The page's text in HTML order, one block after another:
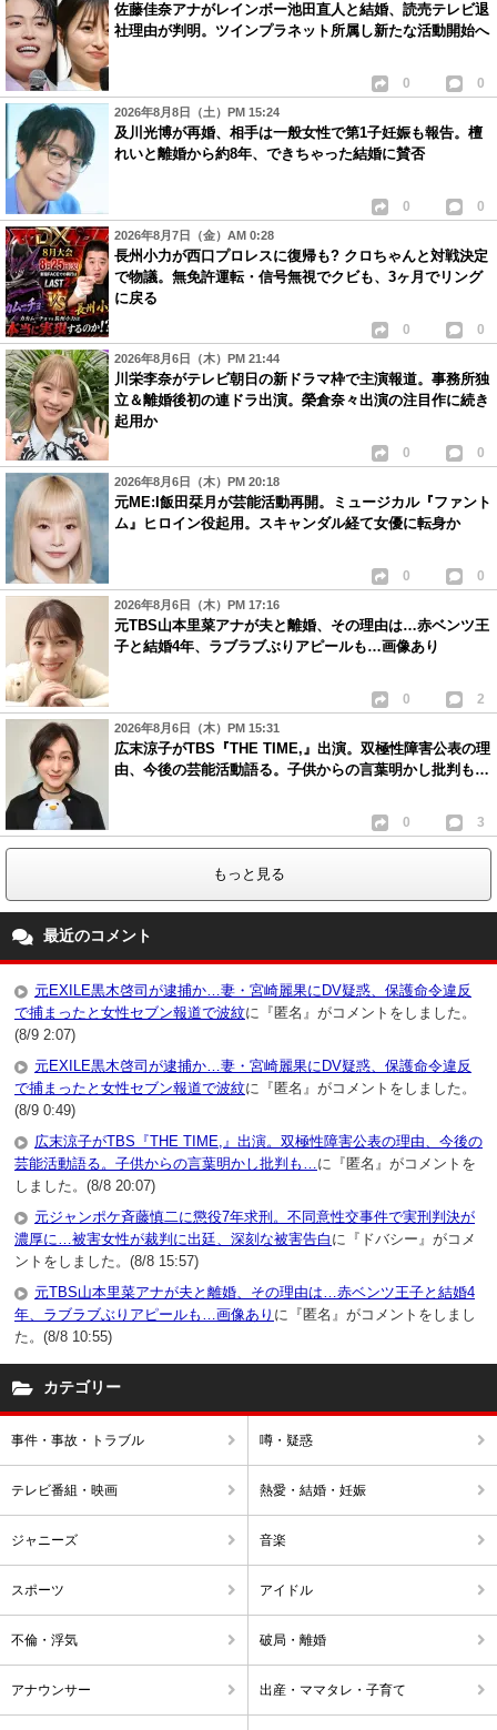
佐藤佳奈アナがレインボー池田直人と結婚、読売テレビ退
社理由が判明。ツインプラネット所属し新たな活動開始へ
0 0
2026年8月8日（土）PM 15:24
及川光博が再婚、相手は一般女性で第1子妊娠も報告。檀
れいと離婚から約8年、できちゃった結婚に賛否
0 0
2026年8月7日（金）AM 0:28
長州小力が西口プロレスに復帰も? クロちゃんと対戦決定
で物議。無免許運転・信号無視でクビも、3ヶ月でリング
に戻る
0 0
2026年8月6日（木）PM 21:44
川栄李奈がテレビ朝日の新ドラマ枠で主演報道。事務所独
立＆離婚後初の連ドラ出演。榮倉奈々出演の注目作に続き
起用か
0 0
2026年8月6日（木）PM 20:18
元ME:I飯田栞月が芸能活動再開。ミュージカル『ファント
ム』ヒロイン役起用。スキャンダル経て女優に転身か
0 0
2026年8月6日（木）PM 17:16
元TBS山本里菜アナが夫と離婚、その理由は…赤ベンツ王
子と結婚4年、ラブラブぶりアピールも…画像あり
0 2
2026年8月6日（木）PM 15:31
広末涼子がTBS『THE TIME,』出演。双極性障害公表の理
由、今後の芸能活動語る。子供からの言葉明かし批判も…
0 3
もっと見る
最近のコメント
元EXILE黒木啓司が逮捕か…妻・宮崎麗果にDV疑惑、保護命令違反
で捕まったと女性セブン報道で波紋に『匿名』がコメントをしました。
(8/9 2:07)
元EXILE黒木啓司が逮捕か…妻・宮崎麗果にDV疑惑、保護命令違反
で捕まったと女性セブン報道で波紋に『匿名』がコメントをしました。
(8/9 0:49)
広末涼子がTBS『THE TIME,』出演。双極性障害公表の理由、今後の
芸能活動語る。子供からの言葉明かし批判も…に『匿名』がコメントを
しました。(8/8 20:07)
元ジャンポケ斉藤慎二に懲役7年求刑。不同意性交事件で実刑判決が
濃厚に…被害女性が裁判に出廷、深刻な被害告白 に『ドバシー』がコメ
ントをしました。(8/8 15:57)
元TBS山本里菜アナが夫と離婚、その理由は…赤ベンツ王子と結婚4
年、ラブラブぶりアピールも…画像あり に『匿名』がコメントをしまし
た。(8/8 10:55)
カテゴリー
事件・事故・トラブル 噂・疑惑
テレビ番組・映画 熱愛・結婚・妊娠
ジャニーズ 音楽
スポーツ アイドル
不倫・浮気 破局・離婚
アナウンサー 出産・ママタレ・子育て